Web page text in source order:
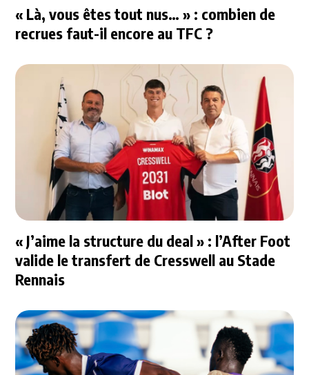
« Là, vous êtes tout nus… » : combien de
recrues faut-il encore au TFC ?
« J’aime la structure du deal » : l’After Foot
valide le transfert de Cresswell au Stade
Rennais